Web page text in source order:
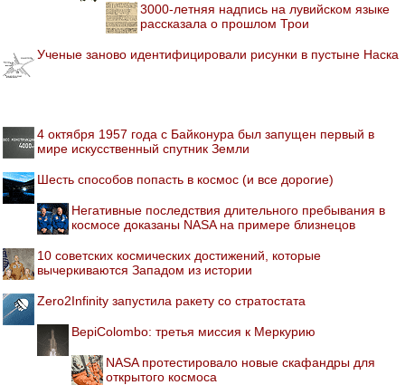
3000-летняя надпись на лувийском языке
рассказала о прошлом Трои
Ученые заново идентифицировали рисунки в пустыне Наска
4 октября 1957 года с Байконура был запущен первый в
мире искусственный спутник Земли
Шесть способов попасть в космос (и все дорогие)
Негативные последствия длительного пребывания в
космосе доказаны NASA на примере близнецов
10 советских космических достижений, которые
вычеркиваются Западом из истории
Zero2Infinity запустила ракету со стратостата
BepiColombo: третья миссия к Меркурию
NASA протестировало новые скафандры для
открытого космоса